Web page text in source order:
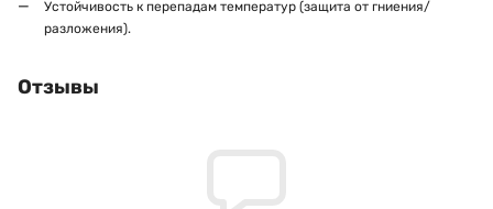
Устойчивость к перепадам температур (защита от гниения/
разложения).
Отзывы